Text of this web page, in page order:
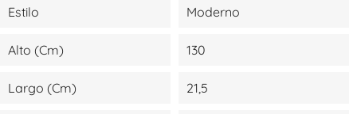
Estilo Moderno
Alto (cm) 130
Largo (cm) 21,5